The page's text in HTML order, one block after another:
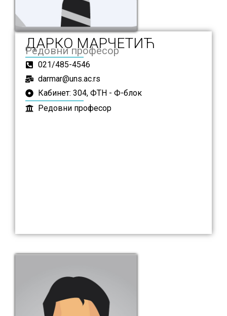
ДАРКО МАРЧЕТИЋ
Редовни професор
021/485-4546
darmar@uns.ac.rs
Кабинет: 304, ФТН - Ф-блок
Редовни професор